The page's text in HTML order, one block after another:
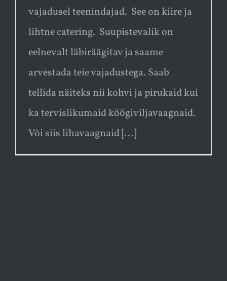
vajadusel teenindajad. See on kiire ja
lihtne catering. Suupistevalik on
eelnevalt läbiräägitav ja saame
arvestada teie vajadustega. Saab
tellida näiteks nii kohvi ja pirukaid kui
ka tervislikumaid köögiviljavaagnaid.
Või siis lihavaagnaid [...]